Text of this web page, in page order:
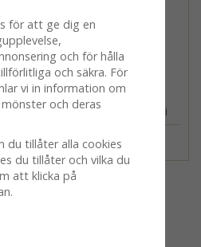
Picknick, grytlapp, multi
159 kr
för att ge dig en
och för hålla
och säkra. För
vi in information om
och deras
du tillåter alla cookies
du tillåter och vilka du
att klicka på